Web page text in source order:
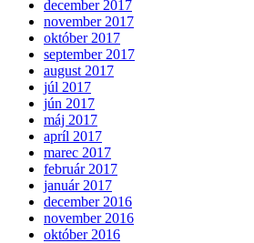
december 2017
november 2017
október 2017
september 2017
august 2017
júl 2017
jún 2017
máj 2017
apríl 2017
marec 2017
február 2017
január 2017
december 2016
november 2016
október 2016